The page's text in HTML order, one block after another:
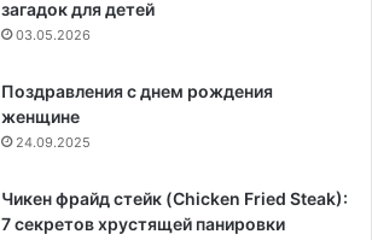
загадок для детей
03.05.2026
Поздравления с днем рождения
женщине
24.09.2025
Чикен фрайд стейк (Chicken Fried Steak):
7 секретов хрустящей панировки